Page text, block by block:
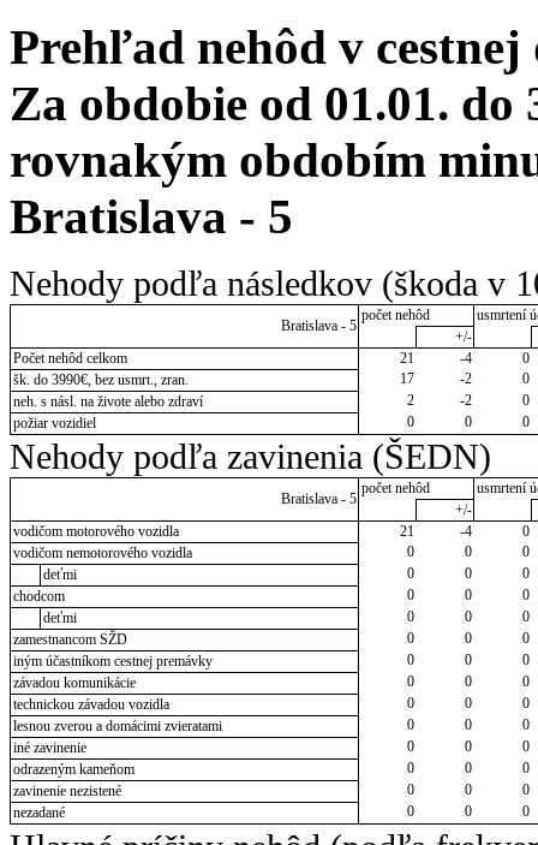
Prehľad nehôd v cestnej
Za obdobie od 01.01. do
rovnakým obdobím
Bratislava - 5
Nehody podľa následkov (škoda v
Bratislava - 5
počet nehôd
usmrtení
+/-
Počet nehôd celkom
21 -4
0
šk. do 3990€, bez usmrt., zran.
17 -2
0
neh. s násl. na živote alebo zdraví
2 -2
0
požiar vozidiel
0 0 0
Nehody podľa zavinenia (ŠEDN)
Bratislava - 5
počet nehôd
usmrtení
+/-
vodičom motorového vozidla
21 -4
0
vodičom nemotorového vozidla
0 0
0
deťmi
0 0
0
chodcom
0 0
0
deťmi
0 0
0
zamestnancom SŽD
0 0
0
iným účastníkom cestnej premávky
0 0
0
závadou komunikácie
0 0
0
technickou závadou vozidla
0 0
0
lesnou zverou a domácimi zvieratami
0 0
0
iné zavinenie
0 0
0
odrazeným kameňom
0 0
0
zavinenie nezistené
0 0
0
nezadané
0 0 0